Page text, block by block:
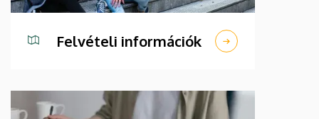
Felvételi információk